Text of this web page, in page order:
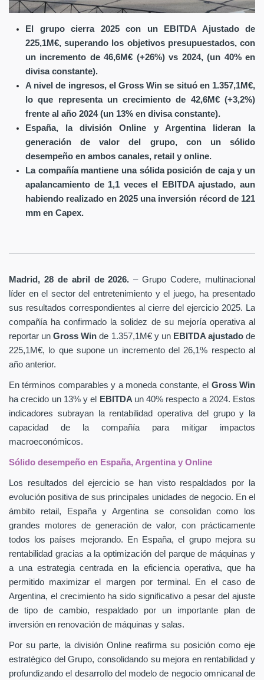
El grupo cierra 2025 con un EBITDA Ajustado de
225,1M€, superando los objetivos presupuestados, con
un incremento de 46,6M€ (+26%) vs 2024, (un 40% en
divisa constante).
A nivel de ingresos, el Gross Win se situó en 1.357,1M€,
lo que representa un crecimiento de 42,6M€ (+3,2%)
frente al año 2024 (un 13% en divisa constante).
España, la división Online y Argentina lideran la
generación de valor del grupo, con un sólido
desempeño en ambos canales, retail y online.
La compañía mantiene una sólida posición de caja y un
apalancamiento de 1,1 veces el EBITDA ajustado, aun
habiendo realizado en 2025 una inversión récord de 121
mm en Capex.
Madrid, 28 de abril de 2026. – Grupo Codere, multinacional
líder en el sector del entretenimiento y el juego, ha presentado
sus resultados correspondientes al cierre del ejercicio 2025. La
compañía ha confirmado la solidez de su mejoría operativa al
reportar unGross Winde 1.357,1M€ y un EBITDA ajustadode
225,1M€, lo que supone un incremento del 26,1% respecto al
año anterior.
En términos comparables y a moneda constante, el Gross Win
ha crecido un 13% y el
EBITDA un 40% respecto a 2024. Estos
indicadores subrayan la rentabilidad operativa del grupo y la
capacidad de la compañía para mitigar impactos
macroeconómicos.
Sólido desempeño en España, Argentina y Online
Los resultados del ejercicio se han visto respaldados por la
evolución positiva de sus principales unidades de negocio. En el
ámbito retail, España y Argentina se consolidan como los
grandes motores de generación de valor, con prácticamente
todos los países mejorando. En España, el grupo mejora su
rentabilidad gracias a la optimización del parque de máquinas y
a una estrategia centrada en la eficiencia operativa, que ha
permitido maximizar el margen por terminal. En el caso de
Argentina, el crecimiento ha sido significativo a pesar del ajuste
de tipo de cambio, respaldado por un importante plan de
inversión en renovación de máquinas y salas.
Por su parte, la división Online reafirma su posición como eje
estratégico del Grupo, consolidando su mejora en rentabilidad y
profundizando el desarrollo del modelo de negocio omnicanal de